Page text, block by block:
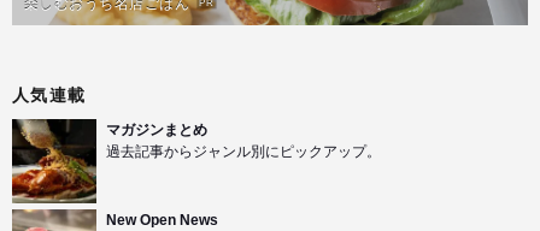
人気連載
マガジンまとめ
過去記事からジャンル別にピックアップ。
New Open News